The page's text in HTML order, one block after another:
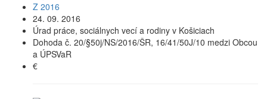
Z 2016
24. 09. 2016
Úrad práce, sociálnych vecí a rodiny v Košiciach
Dohoda č. 20/§50j/NS/2016/ŠR, 16/41/50J/10 medzi Obcou
a ÚPSVaR
€